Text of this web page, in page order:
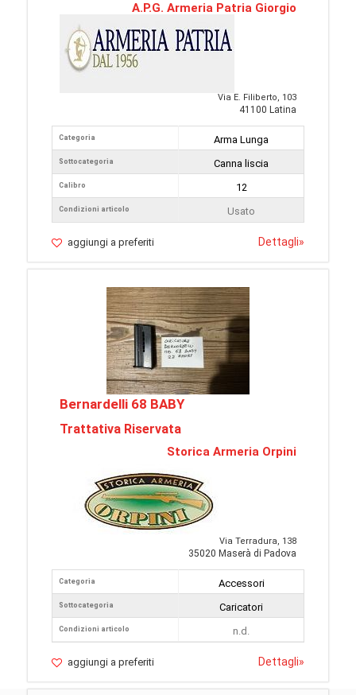
A.P.G. Armeria Patria Giorgio
Via E. Filiberto, 103
41100 Latina
Categoria
Sottocategoria
Calibro
Condizioni articolo
Arma Lunga
Canna liscia
12
Usato
aggiungi a preferiti Dettagli»
Bernardelli 68 BABY
Trattativa Riservata
Storica Armeria Orpini
Via Terradura, 138
35020 Maserà di Padova
Categoria
Sottocategoria
Condizioni articolo
Accessori
Caricatori
n.d.
aggiungi a preferiti Dettagli»